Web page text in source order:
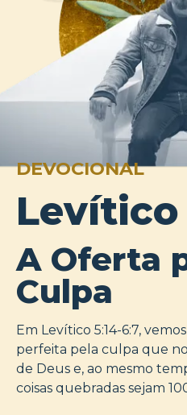
DEVOCIONAL
Levítico
A Oferta
Culpa
Em Levítico 5:14-6:7,
perfeita pela culpa que
de Deus e, ao mesmo
coisas quebradas sejam